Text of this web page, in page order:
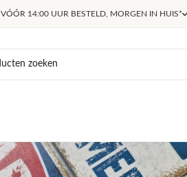
VÓÓR 14:00 UUR BESTELD, MORGEN IN HUIS*